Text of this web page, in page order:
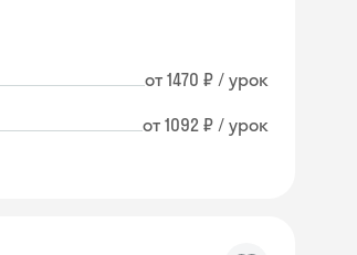
от 1470 ₽ / урок
от 1092 ₽ / урок